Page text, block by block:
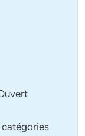
catégories